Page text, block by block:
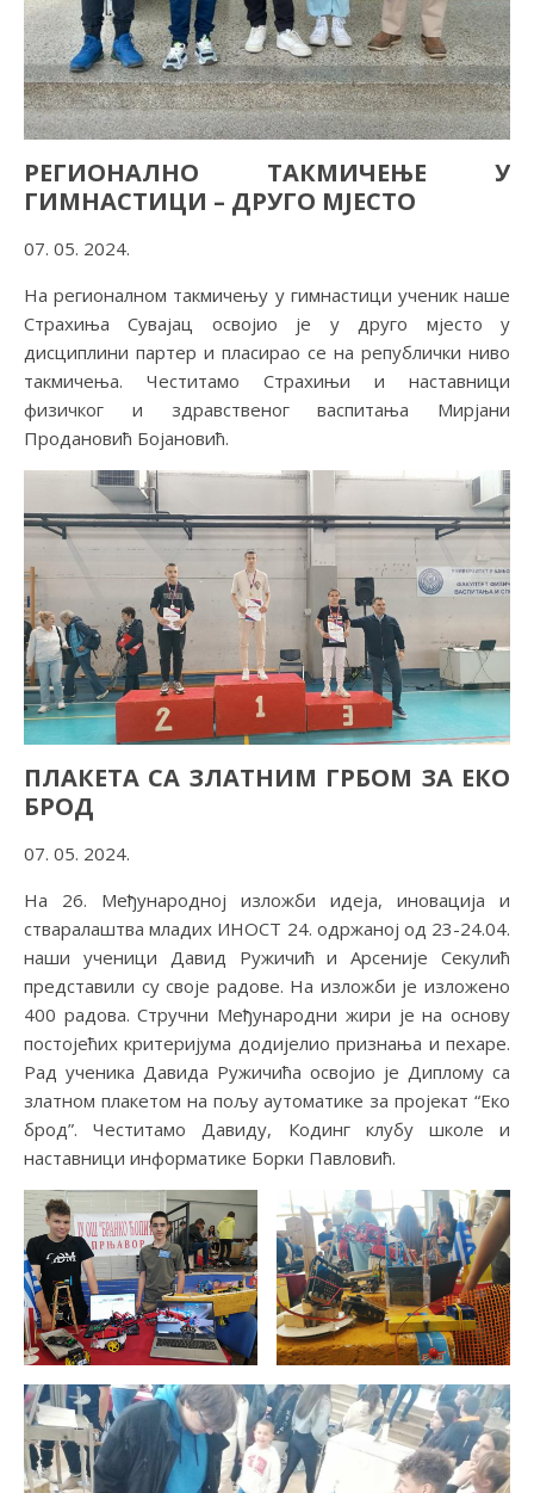
РЕГИОНАЛНО ТАКМИЧЕЊЕ У
ГИМНАСТИЦИ – ДРУГО МЈЕСТО
07. 05. 2024.
На регионалном такмичењу у гимнастици ученик наше
Страхиња Сувајац освојио је у друго мјесто у
дисциплини партер и пласирао се на републички ниво
такмичења. Честитамо Страхињи и наставници
физичког и здравственог васпитања Мирјани
Продановић Бојановић.
ПЛАКЕТА СА ЗЛАТНИМ ГРБОМ ЗА ЕКО
БРОД
07. 05. 2024.
На 26. Међународној изложби идеја, иновација и
стваралаштва младих ИНОСТ 24. одржаној од 23-24.04.
наши ученици Давид Ружичић и Арсеније Секулић
представили су своје радове. На изложби је изложено
400 радова. Стручни Међународни жири је на основу
постојећих критеријума додијелио признања и пехаре.
Рад ученика Давида Ружичића освојио је Диплому са
златном плакетом на пољу аутоматике за пројекат “Еко
брод”. Честитамо Давиду, Кодинг клубу школе и
наставници информатике Борки Павловић.